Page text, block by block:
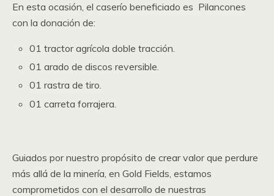
En esta ocasión, el caserío beneficiado es Pilancones
con la donación de:
01 tractor agrícola doble tracción.
01 arado de discos reversible.
01 rastra de tiro.
01 carreta forrajera.
Guiados por nuestro propósito de crear valor que perdure
más allá de la minería, en Gold Fields, estamos
comprometidos con el desarrollo de nuestras